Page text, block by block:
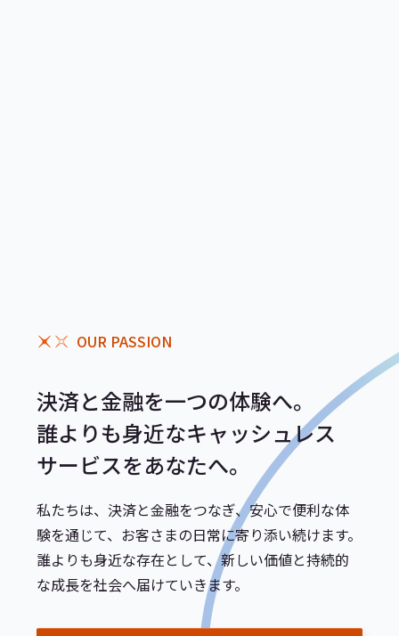
OUR PASSION
決済と金融を一つの体験へ。
誰よりも身近なキャッシュレス
サービスをあなたへ。
私たちは、決済と金融をつなぎ、安心で便利な体
験を通じて、お客さまの日常に寄り添い続けます。
誰よりも身近な存在として、新しい価値と持続的
な成長を社会へ届けていきます。